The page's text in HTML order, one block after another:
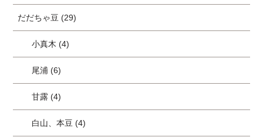
だだちゃ豆 (29)
小真木 (4)
尾浦 (6)
甘露 (4)
白山、本豆 (4)